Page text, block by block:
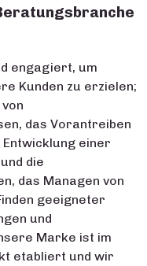
engagiert, um
Kunden zu erzielen;
das Vorantreiben
einer
die
das Managen von
geeigneter
und
Marke ist im
etabliert und wir